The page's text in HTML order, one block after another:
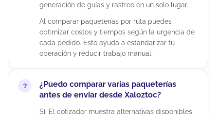
generación de guías y rastreo en un solo lugar.
Al comparar paqueterías por ruta puedes
optimizar costos y tiempos según la urgencia de
cada pedido. Esto ayuda a estandarizar tu
operación y reducir trabajo manual.
¿Puedo comparar varias paqueterías
antes de enviar desde Xaloztoc?
Sí. El cotizador muestra alternativas disponibles